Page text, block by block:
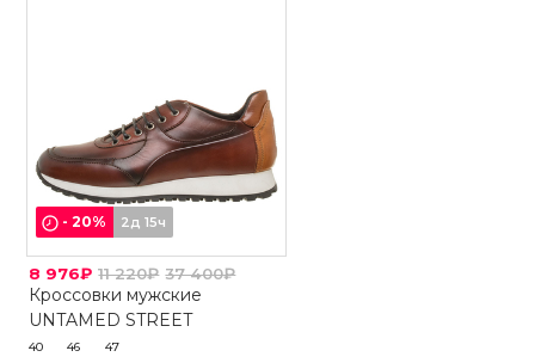
-20% 2д 15ч
8 976₽ 11 220₽ 37 400₽
Кроссовки мужские
UNTAMED STREET
40 46 47